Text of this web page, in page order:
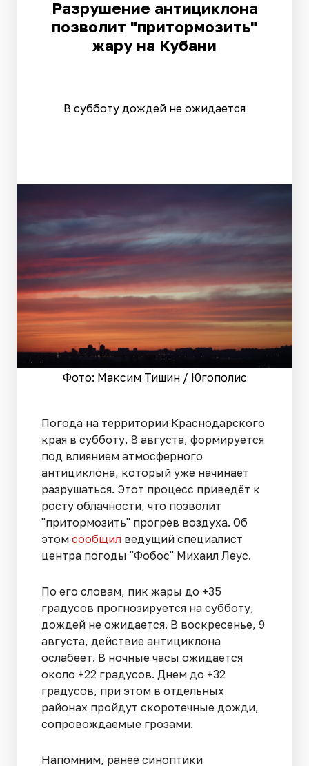
Разрушение антициклона
позволит "притормозить"
жару на Кубани
В субботу дождей не ожидается
Фото: Максим Тишин / Югополис
Погода на территории Краснодарского
края в субботу, 8 августа, формируется
под влиянием атмосферного
антициклона, который уже начинает
разрушаться. Этот процесс приведёт к
росту облачности, что позволит
"притормозить" прогрев воздуха. Об
этом сообщил ведущий специалист
центра погоды "Фобос" Михаил Леус.
По его словам, пик жары до +35
градусов прогнозируется на субботу,
дождей не ожидается. В воскресенье, 9
августа, действие антициклона
ослабеет. В ночные часы ожидается
около +22 градусов. Днем до +32
градусов, при этом в отдельных
районах пройдут скоротечные дожди,
сопровождаемые грозами.
Напомним, ранее синоптики